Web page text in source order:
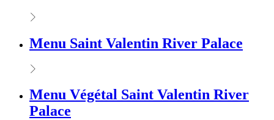
Menu Saint Valentin River Palace
Menu Végétal Saint Valentin River
Palace